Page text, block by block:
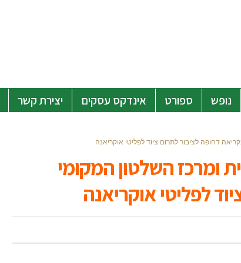
נופש ספורט אינדקס עסקים יצירת קשר
דחופה לציבור לתרום ציוד לפליטי אוקריאנה
ומרכז השלטון המקומי
לפליטי אוקריאנה